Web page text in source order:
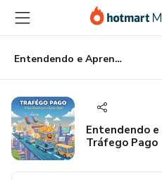
para
conteúdo
principal
para
pagamento
para
rodapé
Entendendo e Aprendendo a usar Tráfego Pago
Entendendo
Tráfego Pago